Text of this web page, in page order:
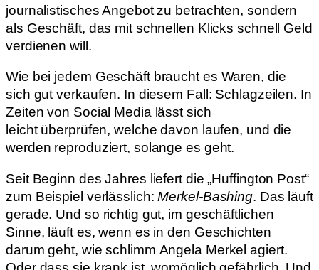
journalistisches Angebot zu betrachten, sondern
als Geschäft, das mit schnellen Klicks schnell Geld
verdienen will.
Wie bei jedem Geschäft braucht es Waren, die
sich gut verkaufen. In diesem Fall: Schlagzeilen. In
Zeiten von Social Media lässt sich
leicht überprüfen, welche davon laufen, und die
werden reproduziert, solange es geht.
Seit Beginn des Jahres liefert die „Huffington Post“
zum Beispiel verlässlich:Merkel-Bashing. Das läuft
gerade. Und so richtig gut, im geschäftlichen
Sinne, läuft es, wenn es in den Geschichten
darum geht, wie schlimm Angela Merkel agiert.